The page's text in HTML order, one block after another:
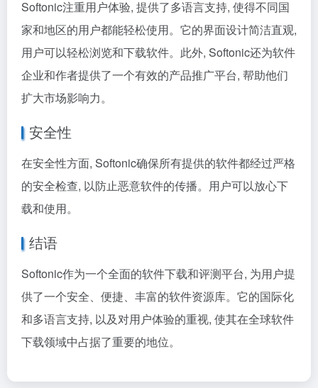
Softonic注重用户体验, 提供了多语言支持, 使得不同国
家和地区的用户都能轻松使用。它的界面设计简洁直观,
用户可以轻松浏览和下载软件。此外, Softonic还为软件
企业和作者提供了一个有效的产品推广平台, 帮助他们
扩大市场影响力。
安全性
在安全性方面, Softonic确保所有提供的软件都经过严格
的安全检查, 以防止恶意软件的传播。用户可以放心下
载和使用。
结语
Softonic作为一个全面的软件下载和评测平台, 为用户提
供了一个安全、便捷、丰富的软件资源库。它的国际化
和多语言支持, 以及对用户体验的重视, 使其在全球软件
下载领域中占据了重要的地位。